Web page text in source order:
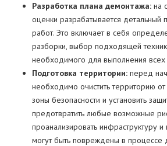
Разработка плана демонтажа: на
оценки разрабатывается детальный
работ. Это включает в себя
разборки, выбор подходящей
необходимого для выполнения
Подготовка территории: перед
необходимо очистить территорию
зоны безопасности и установить
предотвратить любые возможные
проанализировать инфраструктуру
могут быть повреждены в процессе